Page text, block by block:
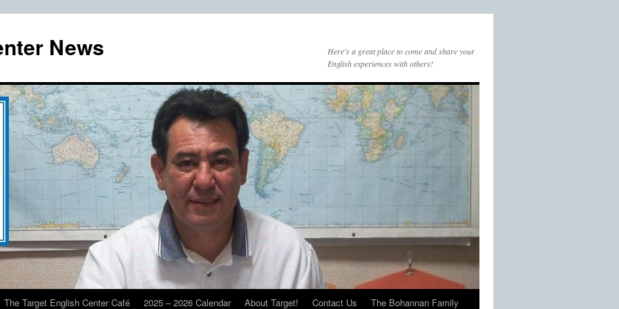
News
Here's a great place to come and share your
English experiences with others!
The Target English Center Café 2025 – 2026 Calendar About Target! Contact Us The Bohannan Family